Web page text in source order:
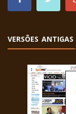
VERSÕES ANTIGAS